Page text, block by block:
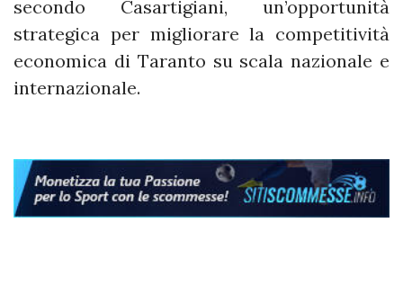
secondo Casartigiani, un’opportunità
strategica per migliorare la competitività
economica di Taranto su scala nazionale e
internazionale.